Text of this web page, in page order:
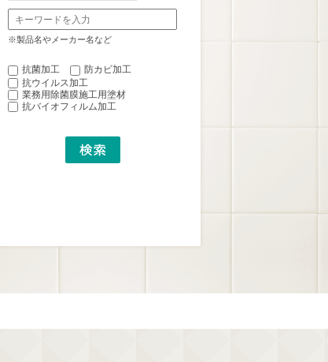
※製品名やメーカー名など
抗菌加工
防カビ加工
抗ウイルス加工
業務用除菌膜施工用塗材
抗バイオフィルム加工